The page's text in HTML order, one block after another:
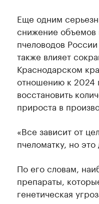
Еще одним
снижение объемов
пчеловодов
также влияет
Краснодарском
отношению к 2024
восстановить
прироста в
«Все зависит от
пчеломатку, но
По его словам,
препараты,
генетическая